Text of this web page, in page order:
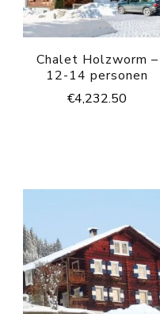
Chalet Holzworm –
12-14 personen
€4,232.50